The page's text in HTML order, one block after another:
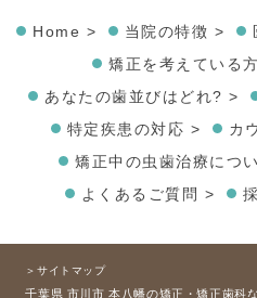
Home > 当院の特徴 >
矯正を考えている
あなたの歯並びはどれ? >
特定疾患の対応 >
カ
矯正中の虫歯治療につ
よくあるご質問 >
＞サイトマップ
千葉県 市川市 本八幡の矯正・矯正歯科